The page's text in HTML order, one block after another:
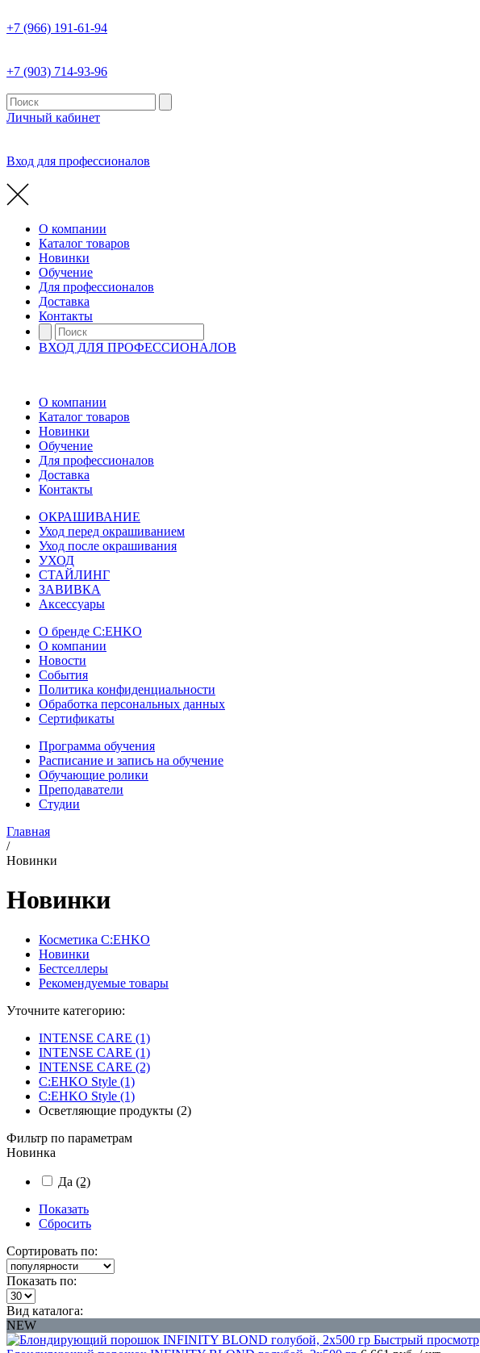
+7 (966) 191-61-94
+7 (903) 714-93-96
Личный кабинет
Вход для профессионалов
О компании
Каталог товаров
Новинки
Обучение
Для профессионалов
Доставка
Контакты
ВХОД ДЛЯ ПРОФЕССИОНАЛОВ
О компании
Каталог товаров
Новинки
Обучение
Для профессионалов
Доставка
Контакты
ОКРАШИВАНИЕ
Уход перед окрашиванием
Уход после окрашивания
УХОД
СТАЙЛИНГ
ЗАВИВКА
Аксессуары
О бренде C:EHKO
О компании
Новости
События
Политика конфиденциальности
Обработка персональных данных
Сертификаты
Программа обучения
Расписание и запись на обучение
Обучающие ролики
Преподаватели
Студии
Главная
/
Новинки
Новинки
Косметика C:EHKO
Новинки
Бестселлеры
Рекомендуемые товары
Уточните категорию:
INTENSE CARE (1)
INTENSE CARE (1)
INTENSE CARE (2)
C:EHKO Style (1)
C:EHKO Style (1)
Осветляющие продукты (2)
Фильтр по параметрам
Новинка
Да (2)
Показать
Сбросить
Сортировать по:
Показать по:
Вид каталога:
NEW
Быстрый просмотр